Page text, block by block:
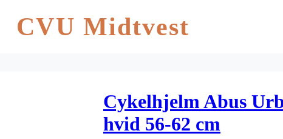
CVU Midtvest
Cykelhjelm Abus
hvid 56-62 cm